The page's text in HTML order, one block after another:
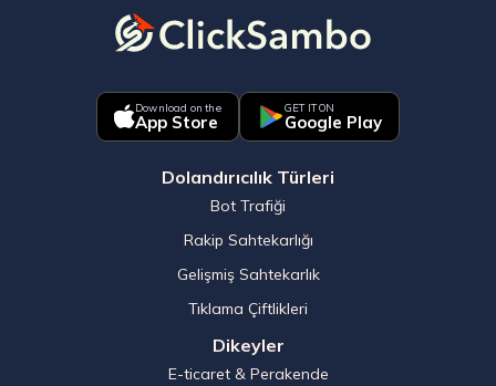
Download on the
App Store
GET IT ON
Google Play
Dolandırıcılık Türleri
Bot Trafiği
Rakip Sahtekarlığı
Gelişmiş Sahtekarlık
Tıklama Çiftlikleri
Dikeyler
E-ticaret & Perakende